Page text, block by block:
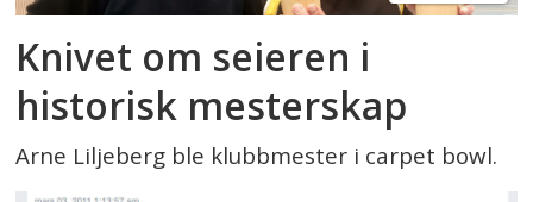
Knivet om seieren i
historisk mesterskap
Arne Liljeberg ble klubbmester i carpet bowl.